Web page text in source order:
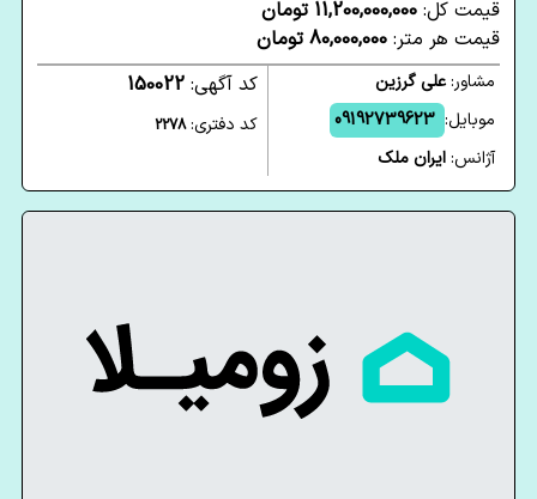
قیمت کل: 11,200,000,000 تومان
قیمت هر متر: 80,000,000 تومان
مشاور:علی گرزین
موبایل: 09192739623
آژانس:ایران ملک
کد آگهی: 150022
کد دفتری:2278